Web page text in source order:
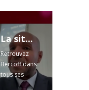
La situation tendue en Guadeloupe et Martinique
Retrouvez
Bercoff dans
tous ses
états avec